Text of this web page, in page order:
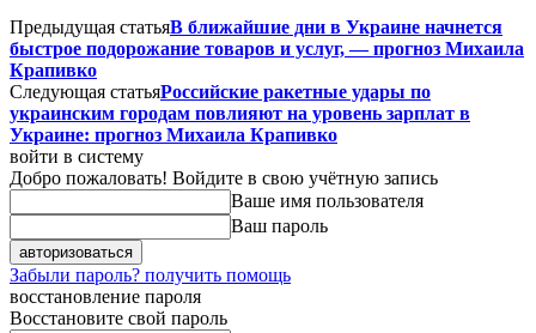
Предыдущая статьяВ ближайшие дни в Украине начнется
быстрое подорожание товаров и услуг, — прогноз Михаила
Крапивко
Следующая статьяРоссийские ракетные удары по
украинским городам повлияют на уровень зарплат в
Украине: прогноз Михаила Крапивко
войти в систему
Добро пожаловать! Войдите в свою учётную запись
Ваше имя пользователя
Ваш пароль
Забыли пароль? получить помощь
восстановление пароля
Восстановите свой пароль